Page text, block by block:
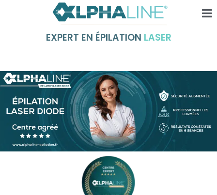
EXPERT EN ÉPILATION LASER